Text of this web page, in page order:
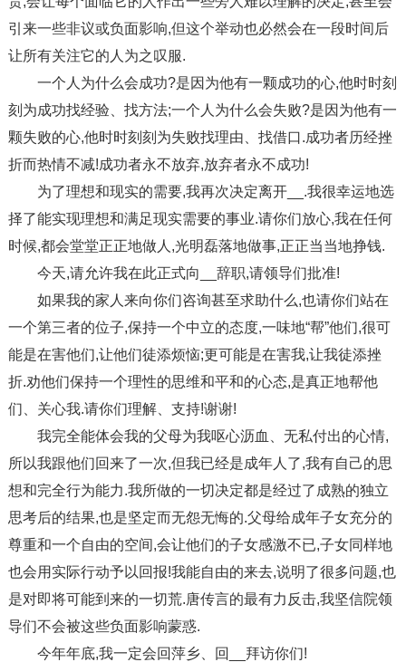
引来一些非议或负面影响,但这个举动也必然会在一段时间后
让所有关注它的人为之叹服.
一个人为什么会成功?是因为他有一颗成功的心,他时时刻
刻为成功找经验、找方法;一个人为什么会失败?是因为他有一
颗失败的心,他时时刻刻为失败找理由、找借口.成功者历经挫
折而热情不减!成功者永不放弃,放弃者永不成功!
为了理想和现实的需要,我再次决定离开__.我很幸运地选
择了能实现理想和满足现实需要的事业.请你们放心,我在任何
时候,都会堂堂正正地做人,光明磊落地做事,正正当当地挣钱.
今天,请允许我在此正式向__辞职,请领导们批准!
如果我的家人来向你们咨询甚至求助什么,也请你们站在
一个第三者的位子,保持一个中立的态度,一味地“帮”他们,很可
能是在害他们,让他们徒添烦恼;更可能是在害我,让我徒添挫
折.劝他们保持一个理性的思维和平和的心态,是真正地帮他
们、关心我.请你们理解、支持!谢谢!
我完全能体会我的父母为我呕心沥血、无私付出的心情,
所以我跟他们回来了一次,但我已经是成年人了,我有自己的思
想和完全行为能力.我所做的一切决定都是经过了成熟的独立
思考后的结果,也是坚定而无怨无悔的.父母给成年子女充分的
尊重和一个自由的空间,会让他们的子女感激不已,子女同样地
也会用实际行动予以回报!我能自由的来去,说明了很多问题,也
是对即将可能到来的一切荒.唐传言的最有力反击,我坚信院领
导们不会被这些负面影响蒙惑.
今年年底,我一定会回萍乡、回__拜访你们!